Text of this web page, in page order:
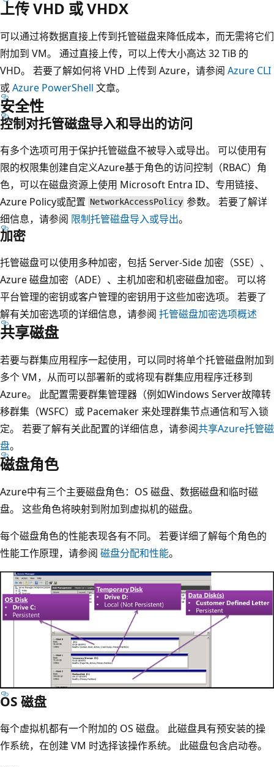
上传 VHD 或 VHDX
可以通过将数据直接上传到托管磁盘来降低成本，而无需将它们
附加到 VM。 通过直接上传，可以上传大小高达 32 TiB 的
VHD。 若要了解如何将 VHD 上传到 Azure，请参阅 Azure CLI
或Azure PowerShell 文章。
安全性
控制对托管磁盘导入和导出的访问
有多个选项可用于保护托管磁盘不被导入或导出。 可以使用有
限的权限集创建自定义Azure基于角色的访问控制（RBAC）角
色，可以在磁盘资源上使用 Microsoft Entra ID、专用链接、
Azure Policy或配置 NetworkAccessPolicy 参数。 若要了解详
细信息，请参阅 限制托管磁盘导入或导出。
加密
托管磁盘可以使用多种加密，包括 Server-Side 加密（SSE）、
Azure 磁盘加密（ADE）、主机加密和机密磁盘加密。 可以将
平台管理的密钥或客户管理的密钥用于这些加密选项。 若要了
解有关加密选项的详细信息，请参阅 托管磁盘加密选项概述
共享磁盘
若要与群集应用程序一起使用，可以同时将单个托管磁盘附加到
多个 VM，从而可以部署新的或将现有群集应用程序迁移到
Azure。 此配置需要群集管理器（例如Windows Server故障转
移群集（WSFC）或 Pacemaker 来处理群集节点通信和写入锁
定。 若要了解有关此配置的详细信息，请参阅共享Azure托管磁
盘。
磁盘角色
Azure中有三个主要磁盘角色：OS 磁盘、数据磁盘和临时磁
盘。 这些角色将映射到附加到虚拟机的磁盘。
每个磁盘角色的性能表现各有不同。 若要详细了解每个角色的
性能工作原理，请参阅 磁盘分配和性能。
OS 磁盘
每个虚拟机都有一个附加的 OS 磁盘。 此磁盘具有预安装的操
作系统，在创建 VM 时选择该操作系统。 此磁盘包含启动卷。